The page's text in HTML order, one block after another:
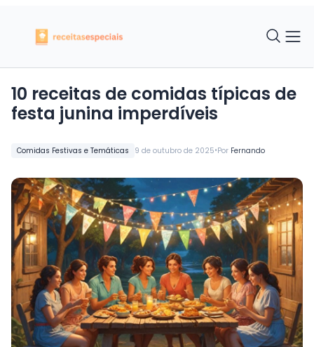
Comidas Festivas e Temáticas 9 de outubro de 2025•Por Fernando
10 receitas de comidas típicas de
festa junina imperdíveis